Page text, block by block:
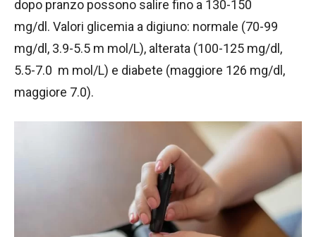
dopo pranzo possono salire fino a 130-150
mg/dl. Valori glicemia a digiuno: normale (70-99
mg/dl, 3.9-5.5 m mol/L), alterata (100-125 mg/dl,
5.5-7.0 m mol/L) e diabete (maggiore 126 mg/dl,
maggiore 7.0).